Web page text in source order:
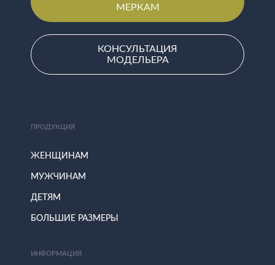
МЕРКАМ
КОНСУЛЬТАЦИЯ
МОДЕЛЬЕРА
ПРОДУКЦИЯ
ЖЕНЩИНАМ
МУЖЧИНАМ
ДЕТЯМ
БОЛЬШИЕ РАЗМЕРЫ
ИНФОРМАЦИЯ